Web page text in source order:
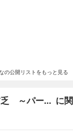
の公開リストをもっと見る
乏 ～パー... に関